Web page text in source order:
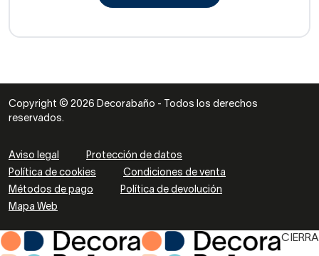
Copyright © 2026 Decorabaño - Todos los derechos
reservados.
Aviso legal
Protección de datos
Política de cookies
Condiciones de venta
Métodos de pago
Política de devolución
Mapa Web
CIERRA